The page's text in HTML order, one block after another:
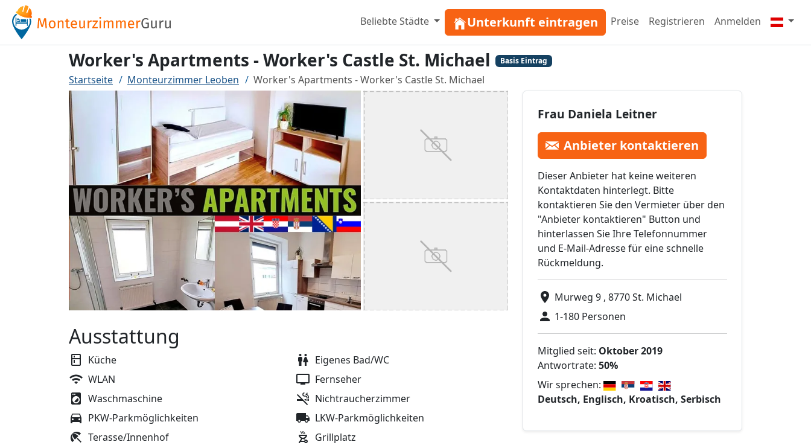
Beliebte Städte Unterkunft eintragen Preise Registrieren Anmelden
Worker's Apartments - Worker's Castle St. Michael Basis Eintrag
Startseite Monteurzimmer Leoben Worker's Apartments - Worker's Castle St. Michael
Frau Daniela Leitner
Anbieter kontaktieren
Dieser Anbieter hat keine weiteren
Kontaktdaten hinterlegt. Bitte
kontaktieren Sie den Vermieter über den
"Anbieter kontaktieren" Button und
hinterlassen Sie Ihre Telefonnummer
und E-Mail-Adresse für eine schnelle
Rückmeldung.
Murweg 9 , 8770 St. Michael
1-180 Personen
Mitglied seit: Oktober 2019
Antwortrate: 50%
Wir sprechen:
Deutsch, Englisch, Kroatisch, Serbisch
Ausstattung
Küche
Eigenes Bad/WC
WLAN
Fernseher
Waschmaschine
Nichtraucherzimmer
PKW-Parkmöglichkeiten
LKW-Parkmöglichkeiten
Terasse/Innenhof
Grillplatz